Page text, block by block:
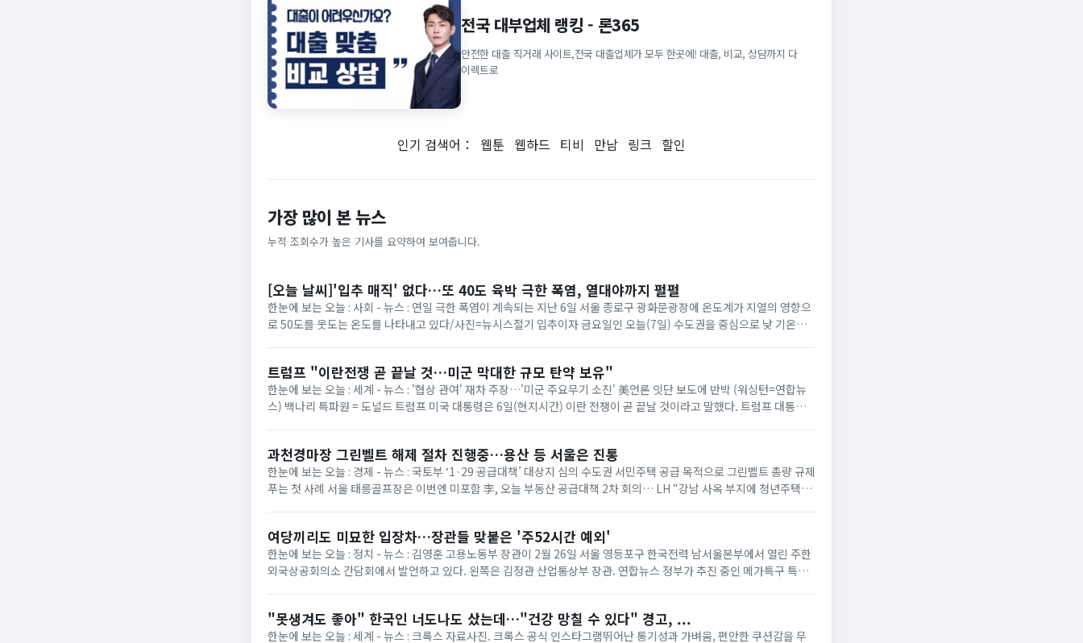
전국 대부업체 랭킹 - 론365
안전한 대출 직거래 사이트,전국 대출업체가 모두 한곳에! 대출, 비교, 상담까지 다
이렉트로
인기 검색어： 웹툰 웹하드 티비 만남 링크 할인
가장 많이 본 뉴스
누적 조회수가 높은 기사를 요약하여 보여줍니다.
[오늘 날씨]'입추 매직' 없다…또 40도 육박 극한 폭염, 열대야까지 펄펄
한눈에 보는 오늘 : 사회 - 뉴스 : 연일 극한 폭염이 계속되는 지난 6일 서울 종로구 광화문광장에 온도계가 지열의 영향으
로 50도를 웃도는 온도를 나타내고 있다/사진=뉴시스절기 입추이자 금요일인 오늘(7일) 수도권을 중심으로 낮 기온이
트럼프 "이란전쟁 곧 끝날 것…미군 막대한 규모 탄약 보유"
한눈에 보는 오늘 : 세계 - 뉴스 : '협상 관여' 재차 주장…'미군 주요무기 소진' 美언론 잇단 보도에 반박 (워싱턴=연합뉴
스) 백나리 특파원 = 도널드 트럼프 미국 대통령은 6일(현지시간) 이란 전쟁이 곧 끝날 것이라고 말했다. 트럼프 대통령
과천경마장 그린벨트 해제 절차 진행중…용산 등 서울은 진통
한눈에 보는 오늘 : 경제 - 뉴스 : 국토부 ‘1·29 공급대책’ 대상지 심의 수도권 서민주택 공급 목적으로 그린벨트 총량 규제
푸는 첫 사례 서울 태릉골프장은 이번엔 미포함 李, 오늘 부동산 공급대책 2차 회의… LH “강남 사옥 부지에 청년주택”
여당끼리도 미묘한 입장차…장관들 맞붙은 '주52시간 예외'
한눈에 보는 오늘 : 정치 - 뉴스 : 김영훈 고용노동부 장관이 2월 26일 서울 영등포구 한국전력 남서울본부에서 열린 주한
외국상공회의소 간담회에서 발언하고 있다. 왼쪽은 김정관 산업통상부 장관. 연합뉴스 정부가 추진 중인 메가특구 특별
"못생겨도 좋아" 한국인 너도나도 샀는데…"건강 망칠 수 있다" 경고, ...
한눈에 보는 오늘 : 세계 - 뉴스 : 크록스 자료사진. 크록스 공식 인스타그램뛰어난 통기성과 가벼움, 편안한 쿠션감을 무